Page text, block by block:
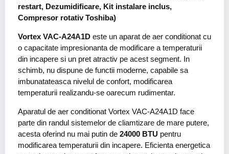
restart, Dezumidificare, Kit instalare inclus,
Compresor rotativ Toshiba)
Vortex VAC-A24A1D este un aparat de aer conditionat cu
o capacitate impresionanta de modificare a temperaturii
din incapere si un pret atractiv pe acest segment. In
schimb, nu dispune de functii moderne, capabile sa
imbunatateasca nivelul de confort, modificarea
temperaturii realizandu-se oarecum rudimentar.
Aparatul de aer conditionat Vortex VAC-A24A1D face
parte din randul sistemelor de cliamtizare de mare putere,
acesta oferind nu mai putin de 24000 BTU pentru
modificarea temperaturii din incapere. Eficienta energetica